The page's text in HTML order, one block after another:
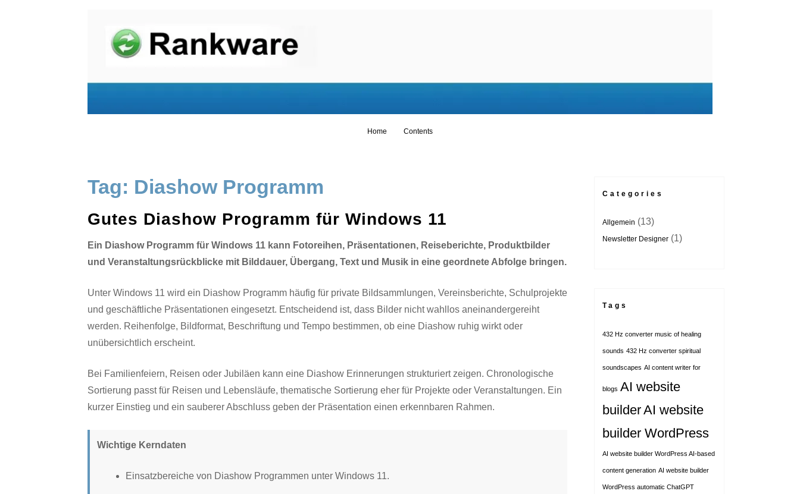
Home Contents
Tag: Diashow Programm
Gutes Diashow Programm für Windows 11
Ein Diashow Programm für Windows 11 kann Fotoreihen, Präsentationen, Reiseberichte, Produktbilder
und Veranstaltungsrückblicke mit Bilddauer, Übergang, Text und Musik in eine geordnete Abfolge bringen.
Unter Windows 11 wird ein Diashow Programm häufig für private Bildsammlungen, Vereinsberichte, Schulprojekte
und geschäftliche Präsentationen eingesetzt. Entscheidend ist, dass Bilder nicht wahllos aneinandergereiht
werden. Reihenfolge, Bildformat, Beschriftung und Tempo bestimmen, ob eine Diashow ruhig wirkt oder
unübersichtlich erscheint.
Bei Familienfeiern, Reisen oder Jubiläen kann eine Diashow Erinnerungen strukturiert zeigen. Chronologische
Sortierung passt für Reisen und Lebensläufe, thematische Sortierung eher für Projekte oder Veranstaltungen. Ein
kurzer Einstieg und ein sauberer Abschluss geben der Präsentation einen erkennbaren Rahmen.
Wichtige Kerndaten
Einsatzbereiche von Diashow Programmen unter Windows 11.
Categories
Allgemein (13)
Newsletter Designer (1)
Tags
432 Hz converter music of healing
sounds 432 Hz converter spiritual
soundscapes AI content writer for
blogs AI website
builderAI website
builder WordPress
AI website builder WordPress AI-based
content generation AI website builder
WordPress automatic ChatGPT